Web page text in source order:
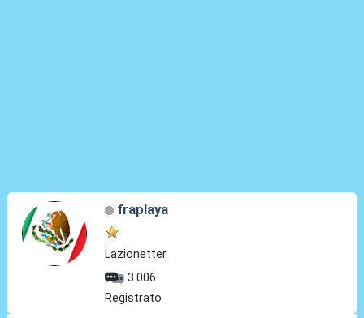
fraplaya
Lazionetter
3.006
Registrato